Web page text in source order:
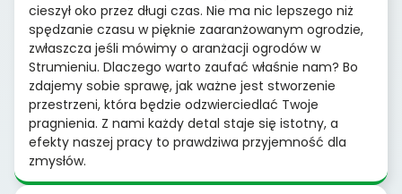
cieszył oko przez długi czas. Nie ma nic lepszego niż
spędzanie czasu w pięknie zaaranżowanym ogrodzie,
zwłaszcza jeśli mówimy o aranżacji ogrodów w
Strumieniu. Dlaczego warto zaufać właśnie nam? Bo
zdajemy sobie sprawę, jak ważne jest stworzenie
przestrzeni, która będzie odzwierciedlać Twoje
pragnienia. Z nami każdy detal staje się istotny, a
efekty naszej pracy to prawdziwa przyjemność dla
zmysłów.